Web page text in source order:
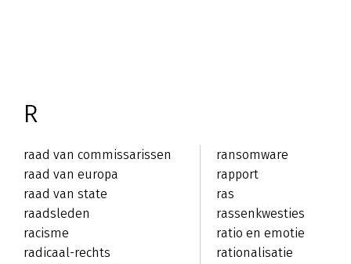
R
raad van commissarissen
raad van europa
raad van state
raadsleden
racisme
radicaal-rechts
ransomware
rapport
ras
rassenkwesties
ratio en emotie
rationalisatie